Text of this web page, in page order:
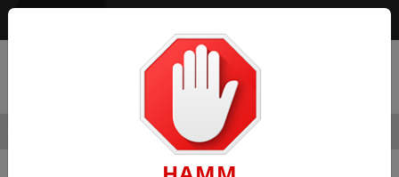
HOSPITAL SAMARITANO HIGIENÓPOLIS